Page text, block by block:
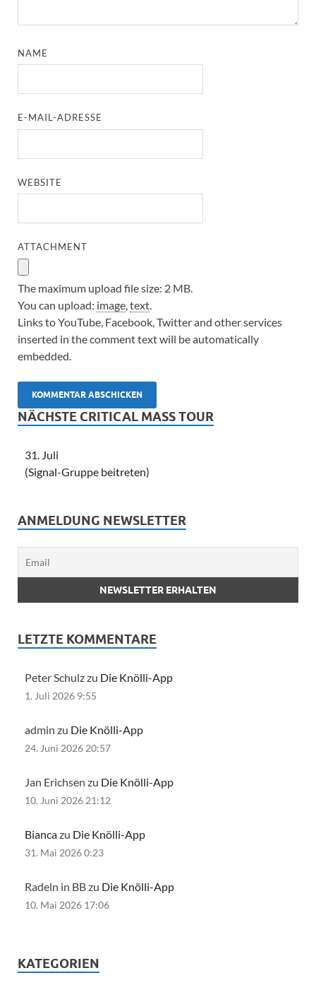
NAME
E-MAIL-ADRESSE
WEBSITE
ATTACHMENT
The maximum upload file size: 2 MB.
You can upload: image text
Links to YouTube, Facebook, Twitter and other services
inserted in the comment text will be automatically
embedded.
NÄCHSTE CRITICAL MASS TOUR
31. Juli
(Signal-Gruppe beitreten)
ANMELDUNG NEWSLETTER
LETZTE KOMMENTARE
Peter Schulz zu Die Knölli-App
1. Juli 2026 9:55
admin zu Die Knölli-App
24. Juni 2026 20:57
Jan Erichsen zu Die Knölli-App
10. Juni 2026 21:12
Biancazu Die Knölli-App
31. Mai 2026 0:23
Radeln in BB zu Die Knölli-App
10. Mai 2026 17:06
KATEGORIEN